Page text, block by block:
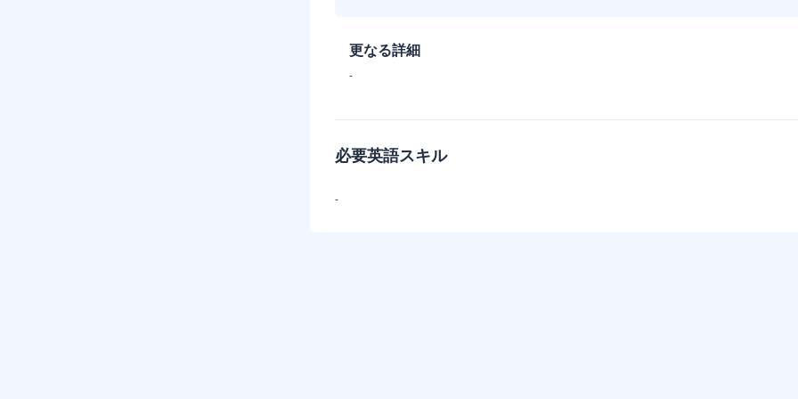
更なる詳細
-
必要英語スキル
-